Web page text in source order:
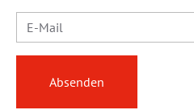
E-Mail
Absenden